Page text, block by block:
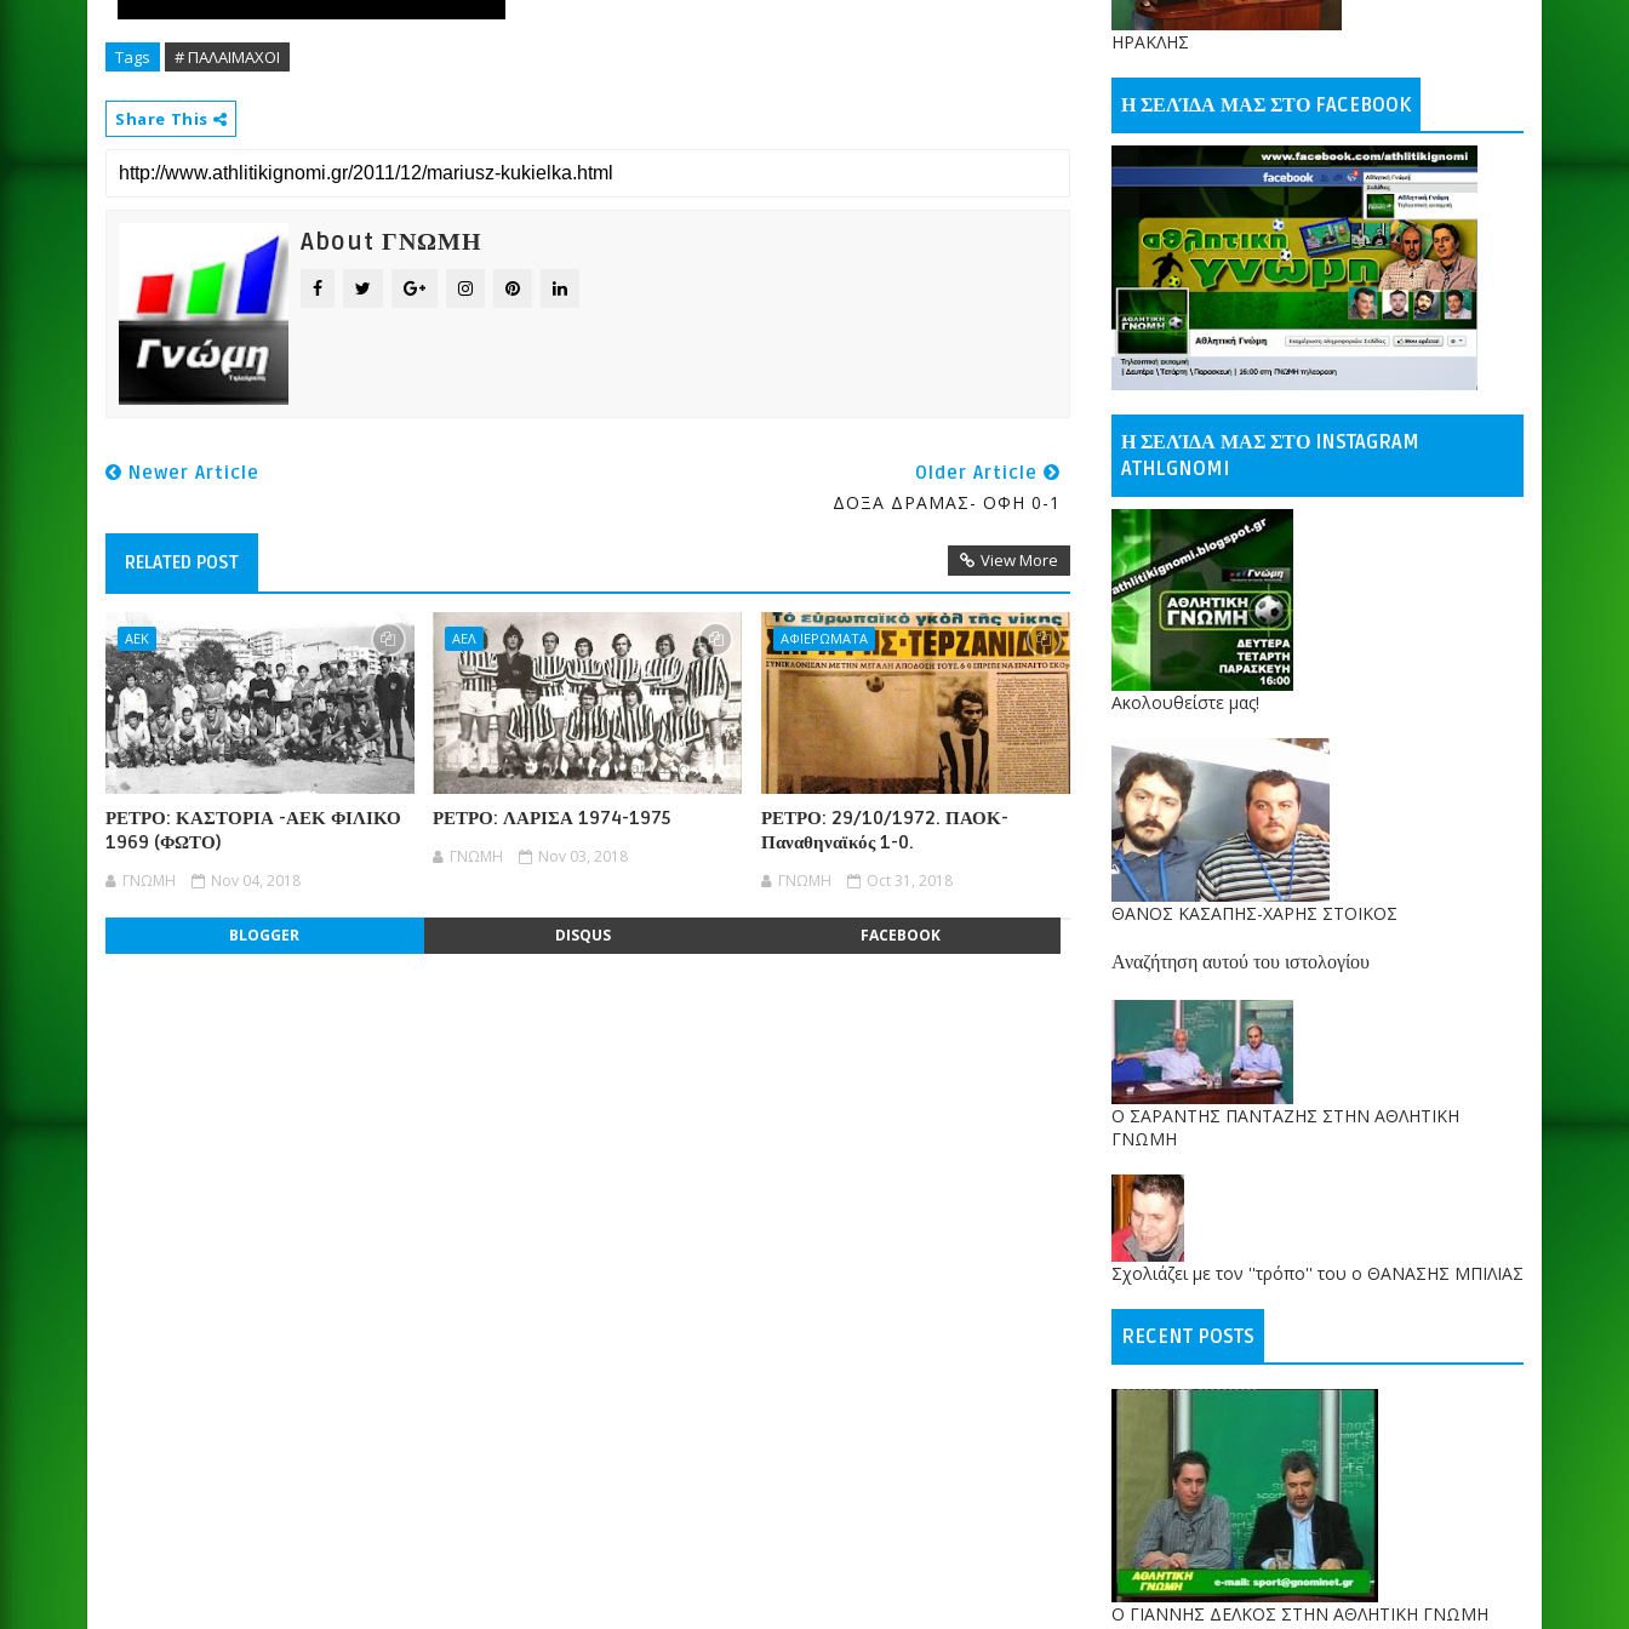
Tags # ΠΑΛΑΙΜΑΧΟΙ
Share This
About ΓΝΩΜΗ
Newer Article Older Article
ΔΟΞΑ ΔΡΑΜΑΣ- ΟΦΗ 0-1
RELATED POST View More
ΑΕΚ
ΡΕΤΡΟ: ΚΑΣΤΟΡΙΑ -ΑΕΚ ΦΙΛΙΚΟ
1969 (ΦΩΤΟ)
ΓΝΩΜΗ Nov 04, 2018
ΑΕΛ
ΡΕΤΡΟ: ΛΑΡΙΣΑ 1974-1975
ΓΝΩΜΗ Nov 03, 2018
ΑΦΙΕΡΩΜΑΤΑ
ΡΕΤΡΟ: 29/10/1972. ΠΑΟΚ-
Παναθηναϊκός 1-0.
ΓΝΩΜΗ Oct 31, 2018
BLOGGER DISQUS FACEBOOK
ΗΡΑΚΛΗΣ
Η ΣΕΛΊΔΑ ΜΑΣ ΣΤΟ FACEBOOK
Η ΣΕΛΊΔΑ ΜΑΣ ΣΤΟ INSTAGRAM
ATHLGNOMI
Ακολουθείστε μας!
ΘΑΝΟΣ ΚΑΣΑΠΗΣ-ΧΑΡΗΣ ΣΤΟΙΚΟΣ
Αναζήτηση αυτού του ιστολογίου
O ΣΑΡΑΝΤΗΣ ΠΑΝΤΑΖΗΣ ΣΤΗΝ ΑΘΛΗΤΙΚΗ
ΓΝΩΜΗ
Σχολιάζει με τον ''τρόπο'' του ο ΘΑΝΑΣΗΣ ΜΠΙΛΙΑΣ
RECENT POSTS
Ο ΓΙΑΝΝΗΣ ΔΕΛΚΟΣ ΣΤΗΝ ΑΘΛΗΤΙΚΗ ΓΝΩΜΗ